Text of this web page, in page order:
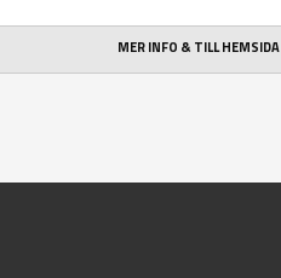
MER INFO & TILL HEMSIDA